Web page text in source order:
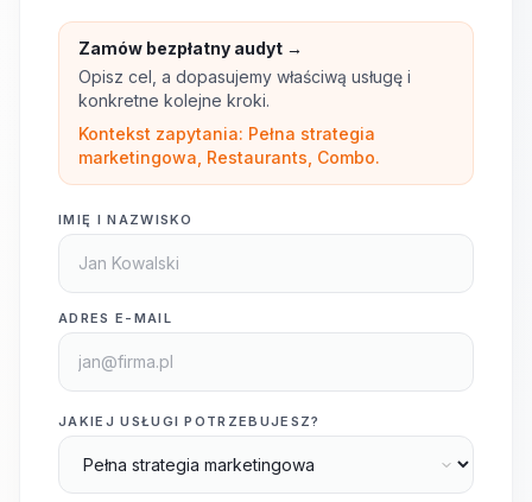
Zamów bezpłatny audyt →
Opisz cel, a dopasujemy właściwą usługę i
konkretne kolejne kroki.
Kontekst zapytania: Pełna strategia
marketingowa, Restaurants, Combo.
IMIĘ I NAZWISKO
ADRES E-MAIL
JAKIEJ USŁUGI POTRZEBUJESZ?